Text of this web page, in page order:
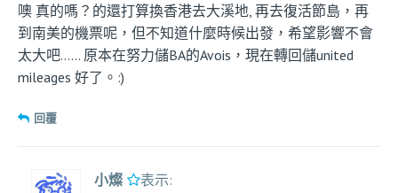
噢 真的嗎？的還打算換香港去大溪地, 再去復活節島，再
到南美的機票呢，但不知道什麼時候出發，希望影響不會
太大吧…… 原本在努力儲BA的Avois，現在轉回儲united
mileages 好了。:)
回覆
小燦 表示: